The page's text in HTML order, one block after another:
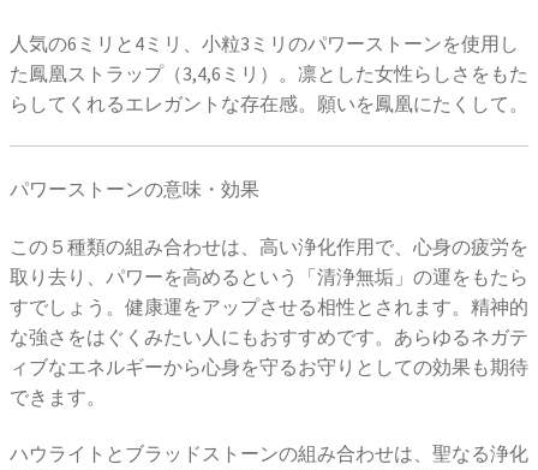
人気の6ミリと4ミリ、小粒3ミリのパワーストーンを使用し
た鳳凰ストラップ（3,4,6ミリ）。凛とした女性らしさをもた
らしてくれるエレガントな存在感。願いを鳳凰にたくして。
パワーストーンの意味・効果
この５種類の組み合わせは、高い浄化作用で、心身の疲労を
取り去り、パワーを高めるという「清浄無垢」の運をもたら
すでしょう。健康運をアップさせる相性とされます。精神的
な強さをはぐくみたい人にもおすすめです。あらゆるネガテ
ィブなエネルギーから心身を守るお守りとしての効果も期待
できます。
ハウライトとブラッドストーンの組み合わせは、聖なる浄化